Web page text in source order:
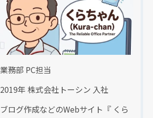
業務部 PC担当
2019年 株式会社トーシン 入社
ブログ作成などのWebサイト『 くら